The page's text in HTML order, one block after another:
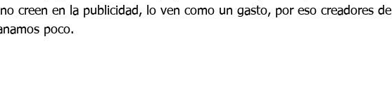
creen en la publicidad, lo ven como un gasto, por eso creadores de
poco.